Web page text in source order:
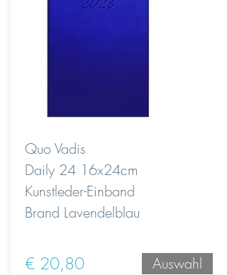
Quo Vadis
Daily 24 16x24cm
Kunstleder-Einband
Brand Lavendelblau
€ 20,80 Auswahl